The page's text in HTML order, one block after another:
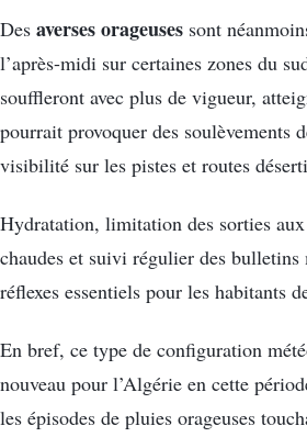
Des averses orageuses sont
l’après-midi sur certaines zones du
souffleront avec plus de vigueur,
pourrait provoquer des soulèvements
visibilité sur les pistes et routes
Hydratation, limitation des sorties
chaudes et suivi régulier des bulletins
réflexes essentiels pour les habitants
En bref, ce type de configuration
nouveau pour l’Algérie en cette
les épisodes de pluies orageuses